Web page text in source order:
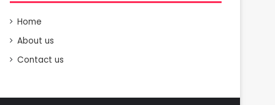
Home
About us
Contact us